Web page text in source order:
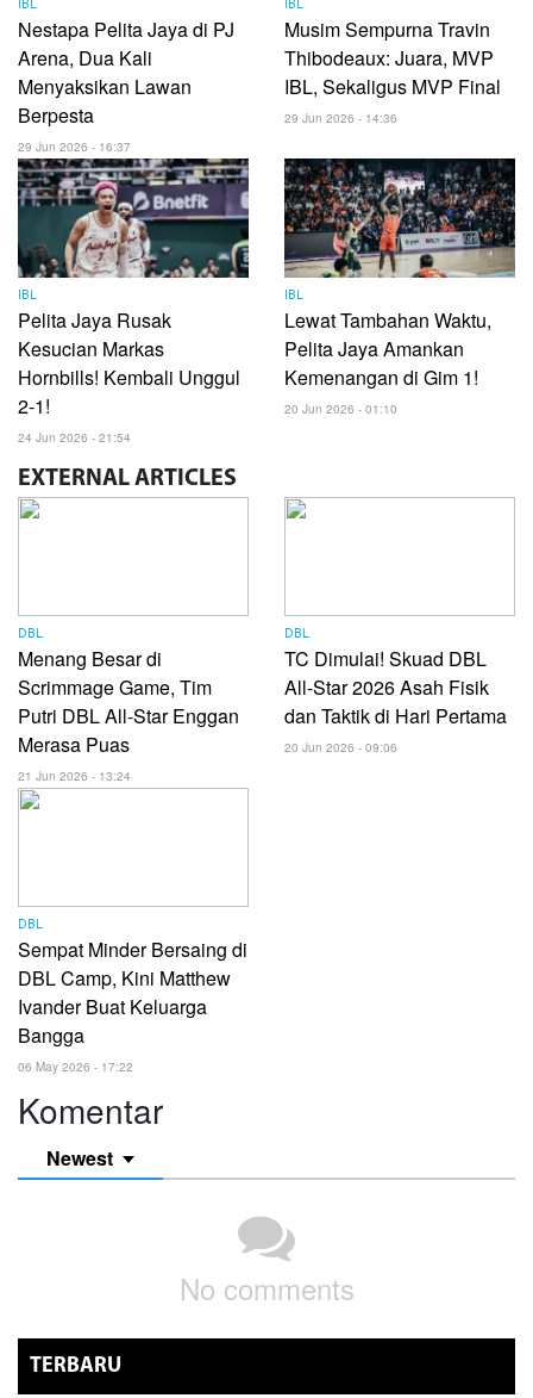
IBL
Nestapa Pelita Jaya di PJ
Arena, Dua Kali
Menyaksikan Lawan
Berpesta
29 Jun 2026 - 16:37
IBL
Musim Sempurna Travin
Thibodeaux: Juara, MVP
IBL, Sekaligus MVP Final
29 Jun 2026 - 14:36
IBL
Pelita Jaya Rusak
Kesucian Markas
Hornbills! Kembali Unggul
2-1!
24 Jun 2026 - 21:54
IBL
Lewat Tambahan Waktu,
Pelita Jaya Amankan
Kemenangan di Gim 1!
20 Jun 2026 - 01:10
EXTERNAL ARTICLES
DBL
Menang Besar di
Scrimmage Game, Tim
Putri DBL All-Star Enggan
Merasa Puas
21 Jun 2026 - 13:24
DBL
TC Dimulai! Skuad DBL
All-Star 2026 Asah Fisik
dan Taktik di Hari Pertama
20 Jun 2026 - 09:06
DBL
Sempat Minder Bersaing di
DBL Camp, Kini Matthew
Ivander Buat Keluarga
Bangga
06 May 2026 - 17:22
Komentar
Newest
No comments
TERBARU